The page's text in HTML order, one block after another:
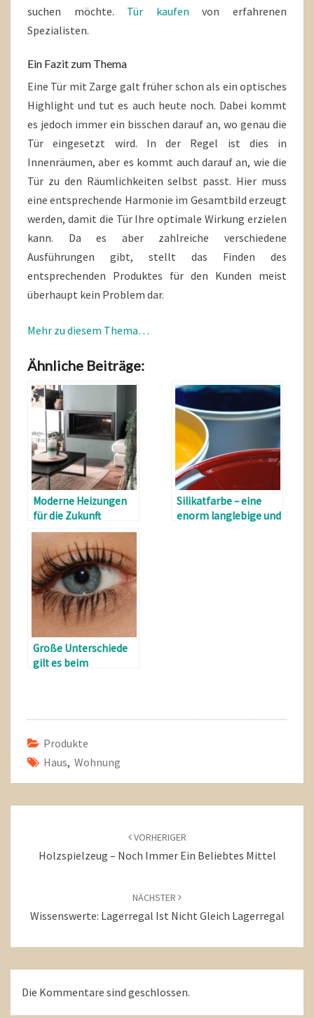
suchen möchte. Tür kaufen von erfahrenen
Spezialisten.
Ein Fazit zum Thema
Eine Tür mit Zarge galt früher schon als ein optisches
Highlight und tut es auch heute noch. Dabei kommt
es jedoch immer ein bisschen darauf an, wo genau die
Tür eingesetzt wird. In der Regel ist dies in
Innenräumen, aber es kommt auch darauf an, wie die
Tür zu den Räumlichkeiten selbst passt. Hier muss
eine entsprechende Harmonie im Gesamtbild erzeugt
werden, damit die Tür Ihre optimale Wirkung erzielen
kann. Da es aber zahlreiche verschiedene
Ausführungen gibt, stellt das Finden des
entsprechenden Produktes für den Kunden meist
überhaupt kein Problem dar.
Mehr zu diesem Thema…
Ähnliche Beiträge:
Moderne Heizungen
für die Zukunft
Silikatfarbe – eine
enorm langlebige und
Große Unterschiede
gilt es beim
Produkte
Haus, Wohnung
VORHERIGER
Holzspielzeug – Noch Immer Ein Beliebtes Mittel
NÄCHSTER
Wissenswerte: Lagerregal Ist Nicht Gleich Lagerregal
Die Kommentare sind geschlossen.